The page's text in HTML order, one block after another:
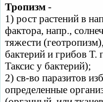
Тропизм -
1) рост растений в
фактора, напр.,
тяжести
бактерий и грибов Т.
Таксис у бактерий);
2) св-во паразитов
определенные